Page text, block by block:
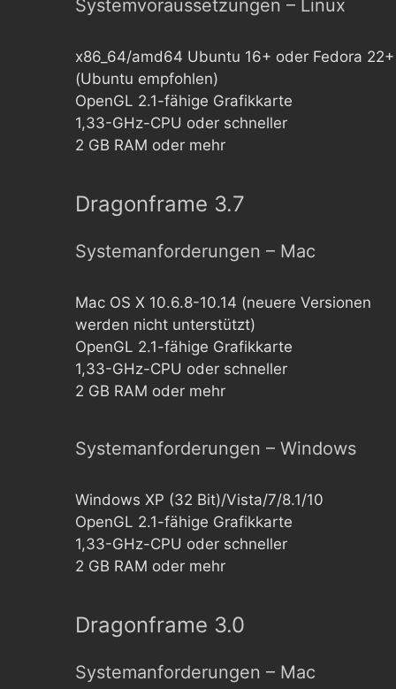
Systemvoraussetzungen – Linux
x86_64/amd64 Ubuntu 16+ oder Fedora 22+
(Ubuntu empfohlen)
OpenGL 2.1-fähige Grafikkarte
1,33-GHz-CPU oder schneller
2 GB RAM oder mehr
Dragonframe 3.7
Systemanforderungen – Mac
Mac OS X 10.6.8-10.14 (neuere Versionen
werden nicht unterstützt)
OpenGL 2.1-fähige Grafikkarte
1,33-GHz-CPU oder schneller
2 GB RAM oder mehr
Systemanforderungen – Windows
Windows XP (32 Bit)/Vista/7/8.1/10
OpenGL 2.1-fähige Grafikkarte
1,33-GHz-CPU oder schneller
2 GB RAM oder mehr
Dragonframe 3.0
Systemanforderungen – Mac